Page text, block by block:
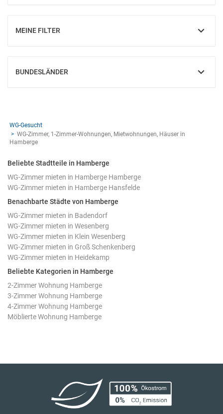
MEINE FILTER
EINBLENDEN
BUNDESLÄNDER
EINBLENDEN
WG-Gesucht
WG-Zimmer, 1-Zimmer-Wohnungen, Mietwohnungen, Häuser in
Hamberge
Beliebte Stadtteile in Hamberge
WG-Zimmer mieten in Hamberge Hamberge
WG-Zimmer mieten in Hamberge Hansfelde
Benachbarte Städte von Hamberge
WG-Zimmer mieten in Badendorf
WG-Zimmer mieten in Wesenberg
WG-Zimmer mieten in Klein Wesenberg
WG-Zimmer mieten in Groß Schenkenberg
WG-Zimmer mieten in Heidekamp
Beliebte Kategorien in Hamberge
2-Zimmer Wohnung Hamberge
3-Zimmer Wohnung Hamberge
4-Zimmer Wohnung Hamberge
Möblierte Wohnung Hamberge